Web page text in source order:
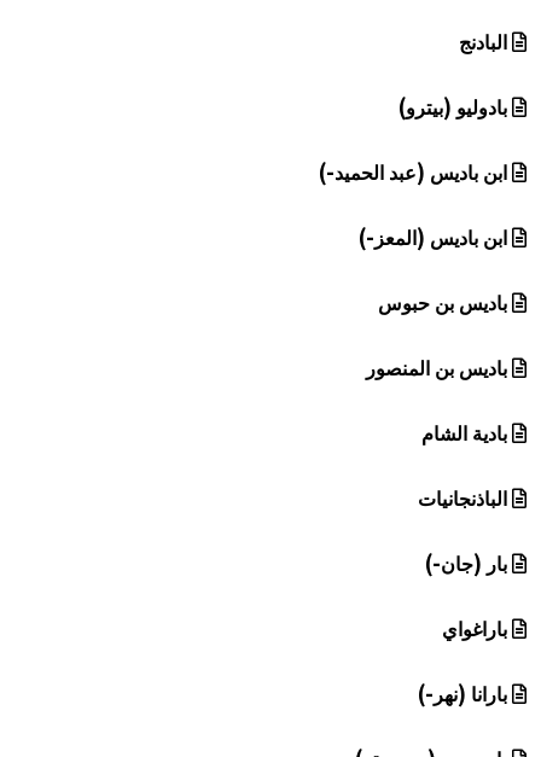
البادنج
بادوليو (بيترو)
ابن باديس (عبد الحميد-)
ابن باديس (المعز-)
باديس بن حبوس
باديس بن المنصور
بادية الشام
الباذنجانيات
بار (جان-)
باراغواي
بارانا (نهر-)